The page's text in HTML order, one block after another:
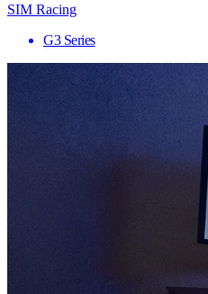
SIM Racing
G3 Series